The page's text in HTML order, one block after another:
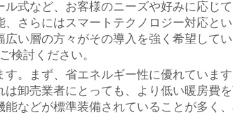
式など、お客様のニーズや好みに応じ
さらにはスマートテクノロジー対応と
い層の方々がその導入を強く希望して
検討ください。
。まず、省エネルギー性に優れていま
卸売業者にとっても、より低い暖房費
などが標準装備されていることが多く